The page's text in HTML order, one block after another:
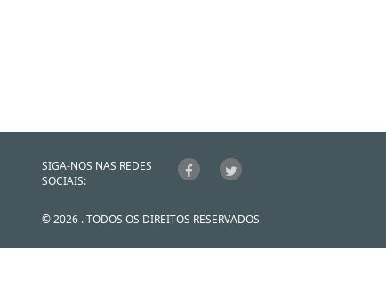
SIGA-NOS NAS REDES
SOCIAIS:
© 2026 . TODOS OS DIREITOS RESERVADOS